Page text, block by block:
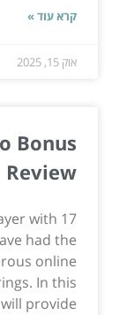
קרא עוד »
אוק 15, 2025
Bonus
Review
with 17
had the
online
In this
provide...